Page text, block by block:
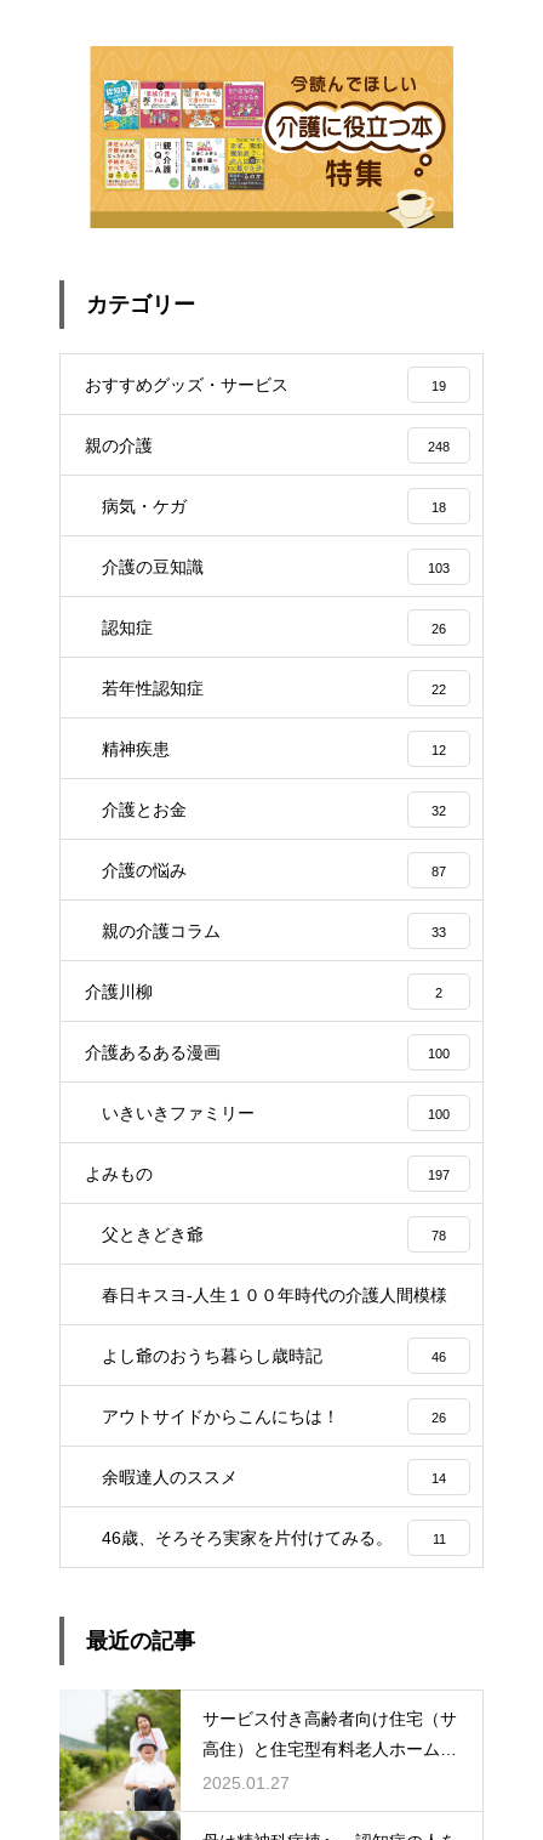
カテゴリー
おすすめグッズ・サービス 19
親の介護 248
病気・ケガ 18
介護の豆知識 103
認知症 26
若年性認知症 22
精神疾患 12
介護とお金 32
介護の悩み 87
親の介護コラム 33
介護川柳 2
介護あるある漫画 100
いきいきファミリー 100
よみもの 197
父ときどき爺 78
春日キスヨ-人生１００年時代の介護人間模様
よし爺のおうち暮らし歳時記 46
アウトサイドからこんにちは！ 26
余暇達人のススメ 14
46歳、そろそろ実家を片付けてみる。 11
最近の記事
サービス付き高齢者向け住宅（サ
高住）と住宅型有料老人ホーム：
どちらを選ぶ？
2025.01.27